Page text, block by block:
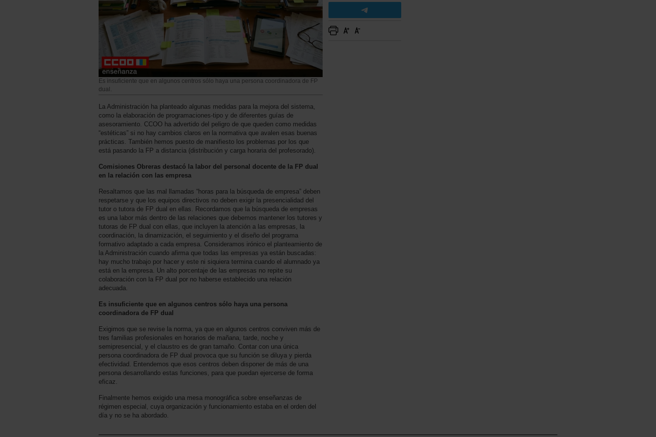
Es insuficiente que en algunos centros sólo haya una persona coordinadora de FP
dual.
La Administración ha planteado algunas medidas para la mejora del sistema,
como la elaboración de programaciones-tipo y de diferentes guías de
asesoramiento. CCOO ha advertido del peligro de que queden como medidas
“estéticas” si no hay cambios claros en la normativa que avalen esas buenas
prácticas. También hemos puesto de manifiesto los problemas por los que
está pasando la FP a distancia (distribución y carga horaria del profesorado).
Comisiones Obreras destacó la labor del personal docente de la FP dual
en la relación con las empresa
Resaltamos que las mal llamadas “horas para la búsqueda de empresa” deben
respetarse y que los equipos directivos no deben exigir la presencialidad del
tutor o tutora de FP dual en ellas. Recordamos que la búsqueda de empresas
es una labor más dentro de las relaciones que debemos mantener los tutores y
tutoras de FP dual con ellas, que incluyen la atención a las empresas, la
coordinación, la dinamización, el seguimiento y el diseño del programa
formativo adaptado a cada empresa. Consideramos irónico el planteamiento de
la Administración cuando afirma que todas las empresas ya están buscadas:
hay mucho trabajo por hacer y este ni siquiera termina cuando el alumnado ya
está en la empresa. Un alto porcentaje de las empresas no repite su
colaboración con la FP dual por no haberse establecido una relación
adecuada.
Es insuficiente que en algunos centros sólo haya una persona
coordinadora de FP dual
Exigimos que se revise la norma, ya que en algunos centros conviven más de
tres familias profesionales en horarios de mañana, tarde, noche y
semipresencial, y el claustro es de gran tamaño. Contar con una única
persona coordinadora de FP dual provoca que su función se diluya y pierda
efectividad. Entendemos que esos centros deben disponer de más de una
persona desarrollando estas funciones, para que puedan ejercerse de forma
eficaz.
Finalmente hemos exigido una mesa monográfica sobre enseñanzas de
régimen especial, cuya organización y funcionamiento estaba en el orden del
día y no se ha abordado.